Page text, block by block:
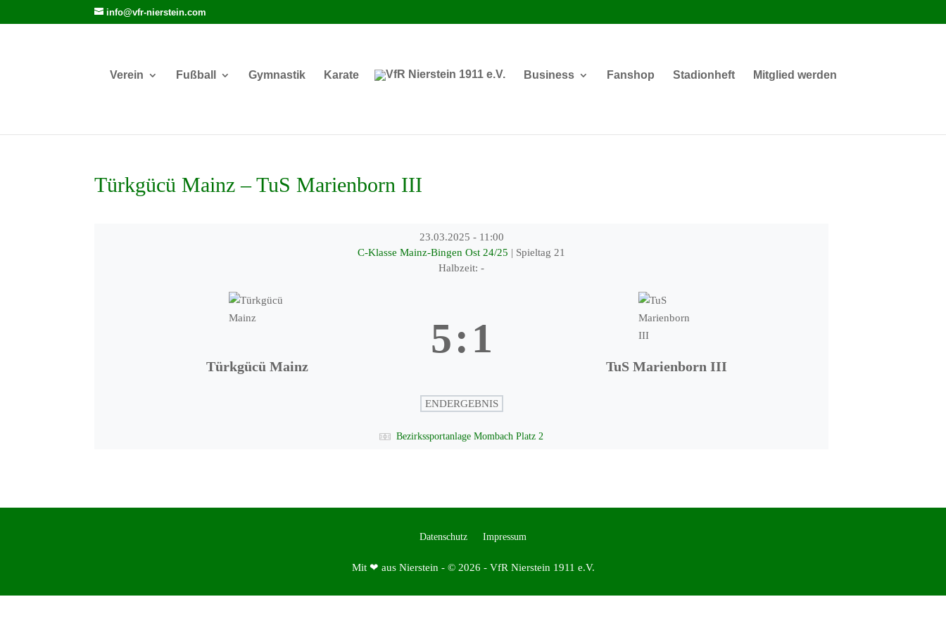
info@vfr-nierstein.com
Verein Fußball Gymnastik Karate Business Fanshop Stadionheft Mitglied werden
Türkgücü Mainz – TuS Marienborn III
23.03.2025 - 11:00
C-Klasse Mainz-Bingen Ost 24/25 | Spieltag 21
Halbzeit: -
Türkgücü Mainz
5:1
TuS Marienborn III
ENDERGEBNIS
Bezirkssportanlage Mombach Platz 2
Datenschutz Impressum
Mit ❤ aus Nierstein - © 2026 - VfR Nierstein 1911 e.V.